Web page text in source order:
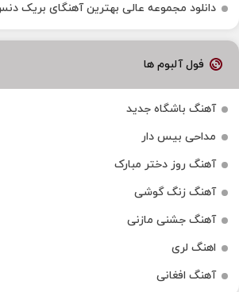
دانلود مجموعه عالی بهترین آهنگای بریک
فول آلبوم ها
آهنگ باشگاه جدید
مداحی بیس دار
آهنگ روز دختر مبارک
آهنگ زنگ گوشی
آهنگ جشنی مازنی
اهنگ لری
آهنگ افغانی